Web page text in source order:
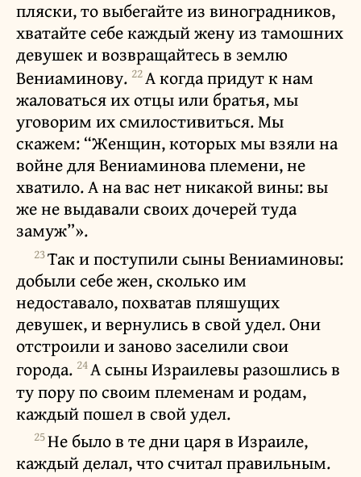
пляски, то выбегайте из виноградников,
хватайте себе каждый жену из тамошних
девушек и возвращайтесь в землю
Вениаминову. 22А когда придут к нам
жаловаться их отцы или братья, мы
уговорим их смилостивиться. Мы
скажем: “Женщин, которых мы взяли на
войне для Вениаминова племени, не
хватило. А на вас нет никакой вины: вы
же не выдавали своих дочерей туда
замуж”».
23Так и поступили сыны Вениаминовы:
добыли себе жен, сколько им
недоставало, похватав пляшущих
девушек, и вернулись в свой удел. Они
отстроили и заново заселили свои
города. 24А сыны Израилевы разошлись в
ту пору по своим племенам и родам,
каждый пошел в свой удел.
25Не было в те дни царя в Израиле,
каждый делал, что считал правильным.